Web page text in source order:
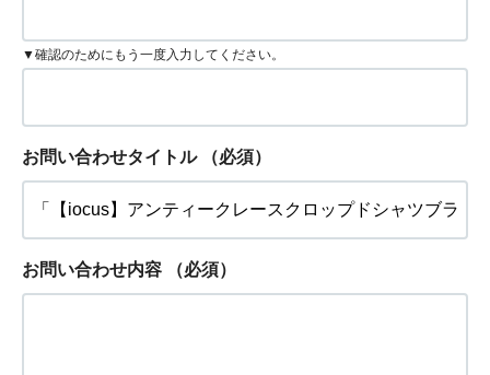
▼確認のためにもう一度入力してください。
お問い合わせタイトル （必須）
お問い合わせ内容 （必須）